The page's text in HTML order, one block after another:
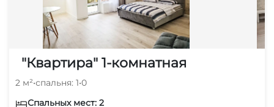
"Квартира" 1-комнатная
2 м²•спальня: 1•0
Спальных мест: 2